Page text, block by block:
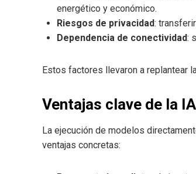
energético y económico.
Riesgos de privacidad:
Dependencia de conectividad:
Estos factores llevaron a replantear
Ventajas clave de la
La ejecución de modelos
ventajas concretas: